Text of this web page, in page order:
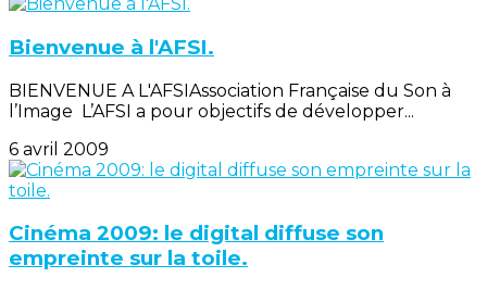
Bienvenue à l'AFSI.
BIENVENUE A L'AFSIAssociation Française du Son à
l’Image L’AFSI a pour objectifs de développer...
6 avril 2009
Cinéma 2009: le digital diffuse son
empreinte sur la toile.